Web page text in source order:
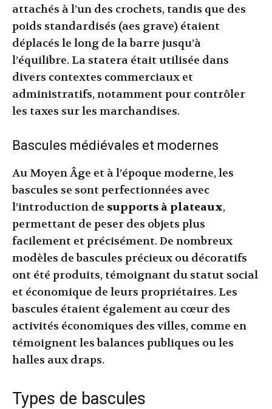
attachés à l’un des crochets, tandis que des
poids standardisés (aes grave) étaient
déplacés le long de la barre jusqu’à
l’équilibre. La statera était utilisée dans
divers contextes commerciaux et
administratifs, notamment pour contrôler
les taxes sur les marchandises.
Bascules médiévales et modernes
Au Moyen Âge et à l’époque moderne, les
bascules se sont perfectionnées avec
l’introduction de supports à plateaux,
permettant de peser des objets plus
facilement et précisément. De nombreux
modèles de bascules précieux ou décoratifs
ont été produits, témoignant du statut social
et économique de leurs propriétaires. Les
bascules étaient également au cœur des
activités économiques des villes, comme en
témoignent les balances publiques ou les
halles aux draps.
Types de bascules